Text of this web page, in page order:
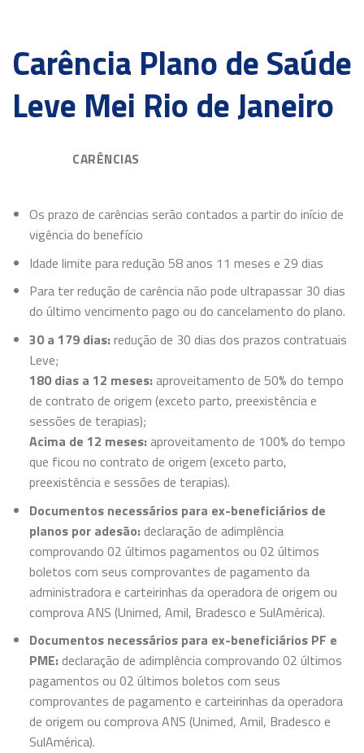
Carência Plano de Saúde
Leve Mei Rio de Janeiro
CARÊNCIAS
Os prazo de carências serão contados a partir do início de
vigência do benefício
Idade limite para redução 58 anos 11 meses e 29 dias
Para ter redução de carência não pode ultrapassar 30 dias
do último vencimento pago ou do cancelamento do plano.
30 a 179 dias:redução de 30 dias dos prazos contratuais
Leve;
180 dias a 12 meses:aproveitamento de 50% do tempo
de contrato de origem (exceto parto, preexistência e
sessões de terapias);
Acima de 12 meses:aproveitamento de 100% do tempo
que ficou no contrato de origem (exceto parto,
preexistência e sessões de terapias).
Documentos necessários para ex-beneficiários de
planos por adesão:declaração de adimplência
comprovando 02 últimos pagamentos ou 02 últimos
boletos com seus comprovantes de pagamento da
administradora e carteirinhas da operadora de origem ou
comprova ANS (Unimed, Amil, Bradesco e SulAmérica).
Documentos necessários para ex-beneficiários PF e
PME:declaração de adimplência comprovando 02 últimos
pagamentos ou 02 últimos boletos com seus
comprovantes de pagamento e carteirinhas da operadora
de origem ou comprova ANS (Unimed, Amil, Bradesco e
SulAmérica).